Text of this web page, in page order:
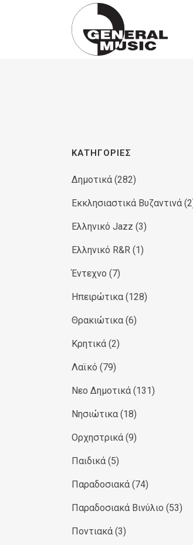
Products
ΚΑΤΗΓΟΡΊΕΣ
Δημοτικά (282)
Εκκλησιαστικά Βυζαντινά
Ελληνικό Jazz (3)
Ελληνικό R&R (1)
Έντεχνο (7)
Ηπειρώτικα (128)
Θρακιώτικα (6)
Κρητικά (2)
Λαϊκό (79)
Νεο Δημοτικά (131)
Νησιώτικα (18)
Ορχηστρικά (9)
Παιδικά (5)
Παραδοσιακά (74)
Παραδοσιακά Βινύλιο (53)
Ποντιακά (3)